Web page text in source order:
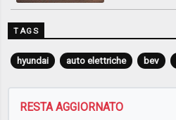
TAGS
hyundai auto elettriche bev
RESTA AGGIORNATO